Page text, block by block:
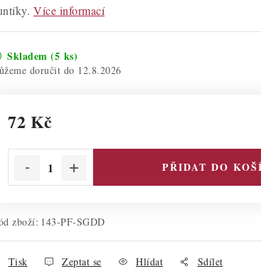
Více informací
Skladem (5 ks)
12.8.2026
72 Kč
PŘIDAT DO
zboží: 143-PF-SGDD
Tisk Zeptat se Hlídat Sdílet